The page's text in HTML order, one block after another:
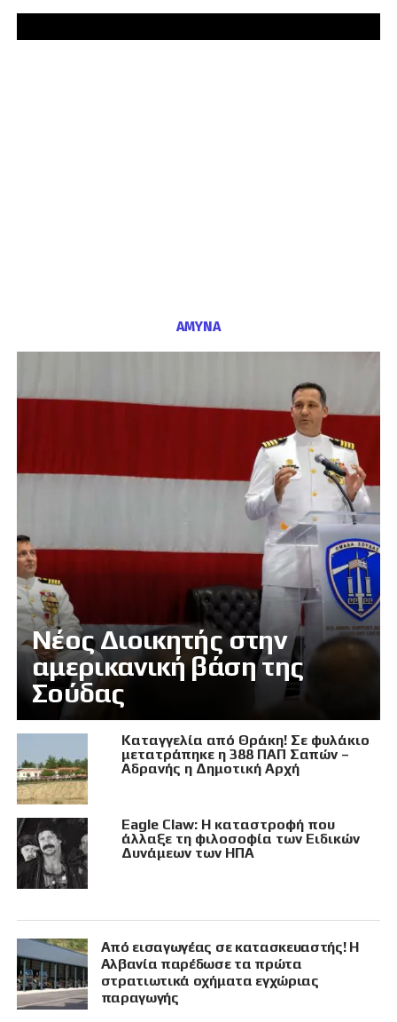
ΑΜΥΝΑ
Νέος Διοικητής στην
αμερικανική βάση της
Σούδας
Καταγγελία από Θράκη! Σε φυλάκιο
μετατράπηκε η 388 ΠΑΠ Σαπών –
Αδρανής η Δημοτική Αρχή
Eagle Claw: Η καταστροφή που
άλλαξε τη φιλοσοφία των Ειδικών
Δυνάμεων των ΗΠΑ
Από εισαγωγέας σε κατασκευαστής! Η
Αλβανία παρέδωσε τα πρώτα
στρατιωτικά οχήματα εγχώριας
παραγωγής